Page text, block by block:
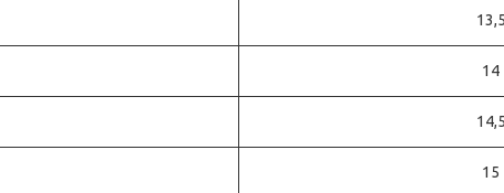
13,5
14
14,5
15